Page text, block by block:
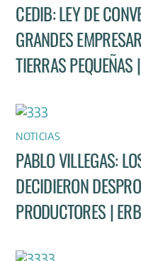
CEDIB: LEY DE
GRANDES
TIERRAS
NOTICIAS
PABLO VILLEGAS:
DECIDIERON
PRODUCTORES |